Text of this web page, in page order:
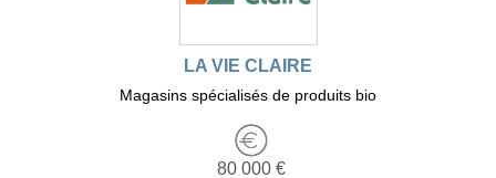
LA VIE CLAIRE
Magasins spécialisés de produits bio
80 000 €